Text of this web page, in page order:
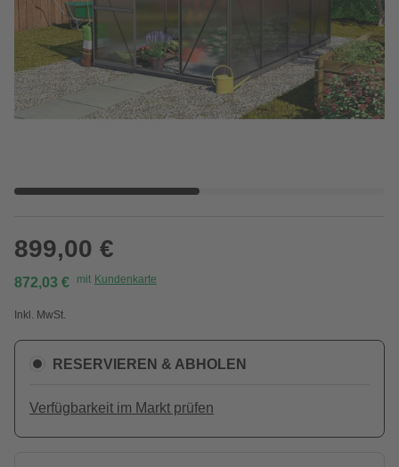
899,00 €
872,03 € mit Kundenkarte
Inkl. MwSt.
RESERVIEREN & ABHOLEN
Verfügbarkeit im Markt prüfen